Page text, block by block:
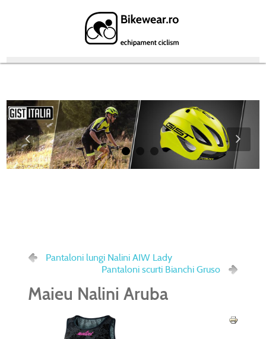
Pantaloni lungi Nalini AIW Lady
Pantaloni scurti Bianchi Gruso
Maieu Nalini Aruba